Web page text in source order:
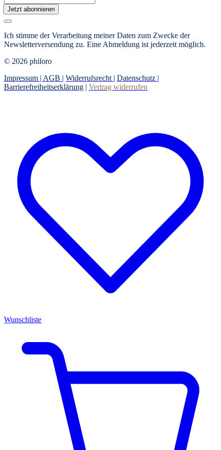
Jetzt abonnieren
Ich stimme der Verarbeitung meiner Daten zum Zwecke der
Newsletterversendung zu. Eine Abmeldung ist jederzeit möglich.
© 2026 philoro
Impressum | AGB | Widerrufsrecht | Datenschutz |
Barrierefreiheitserklärung | Vertrag widerrufen
Wunschliste